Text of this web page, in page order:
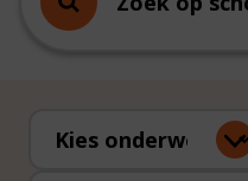
Zoek op school
Kies onderwerp